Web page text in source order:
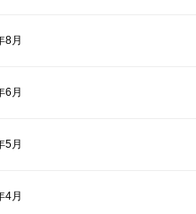
8月
6月
5月
4月